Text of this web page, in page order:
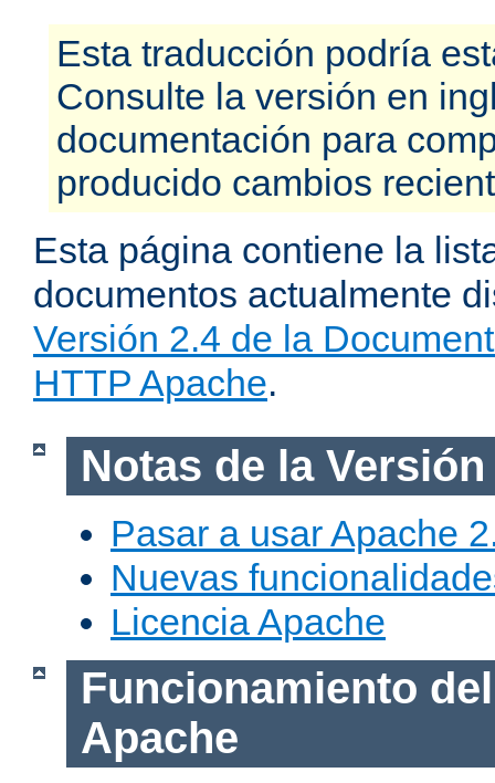
Esta traducción podría
Consulte la versión en
documentación para
producido cambios
Esta página contiene la
documentos actualmente
Versión 2.4 de la
HTTP Apache.
Notas de la Versión
Pasar a usar Apache
Nuevas
Licencia Apache
Funcionamiento
Apache